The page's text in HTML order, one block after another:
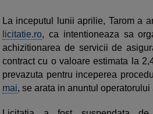
La inceputul lunii aprilie, Tarom a
licitatie.ro, ca intentioneaza sa
achizitionarea de servicii de
contract cu o valoare estimata la
prevazuta pentru inceperea
mai, se arata in anuntul operatorului